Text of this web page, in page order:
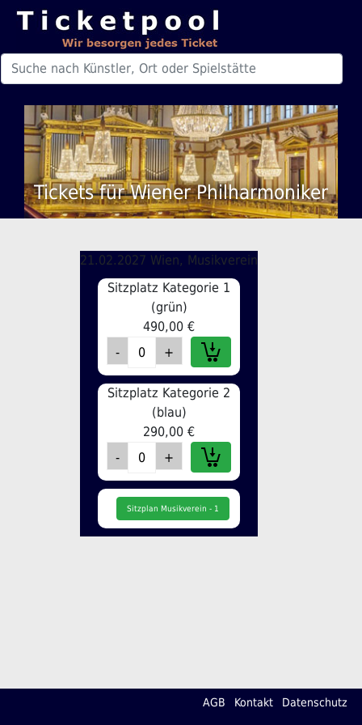
Tickets für Wiener Philharmoniker
21.02.2027 Wien, Musikverein
Sitzplatz Kategorie 1
(grün)
490,00 €
Sitzplatz Kategorie 2
(blau)
290,00 €
Sitzplan Musikverein - 1
AGB Kontakt Datenschutz